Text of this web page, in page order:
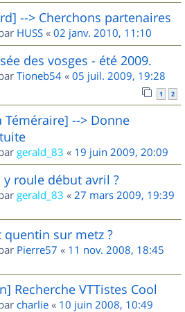
--> Cherchons partenaires
HUSS « 02 janv. 2010, 11:10
des vosges - été 2009.
Tioneb54 « 05 juil. 2009, 19:28
1 2
Téméraire] --> Donne
gerald_83 « 19 juin 2009, 20:09
y roule début avril ?
gerald_83 « 27 mars 2009, 19:39
sur metz ?
Pierre57 « 11 nov. 2008, 18:45
Recherche VTTistes Cool
charlie « 10 juin 2008, 10:49